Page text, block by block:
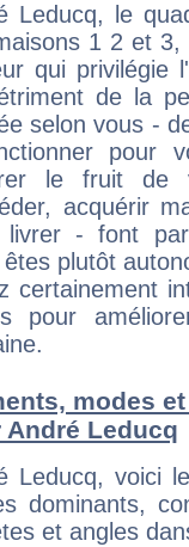
Leducq, le
1 2 et
qui privilégie
de la
selon vous -
pour
le fruit de
acquérir
livrer - font
êtes plutôt
certainement
pour
modes
André Leducq
Leducq, voici
dominants,
et angles